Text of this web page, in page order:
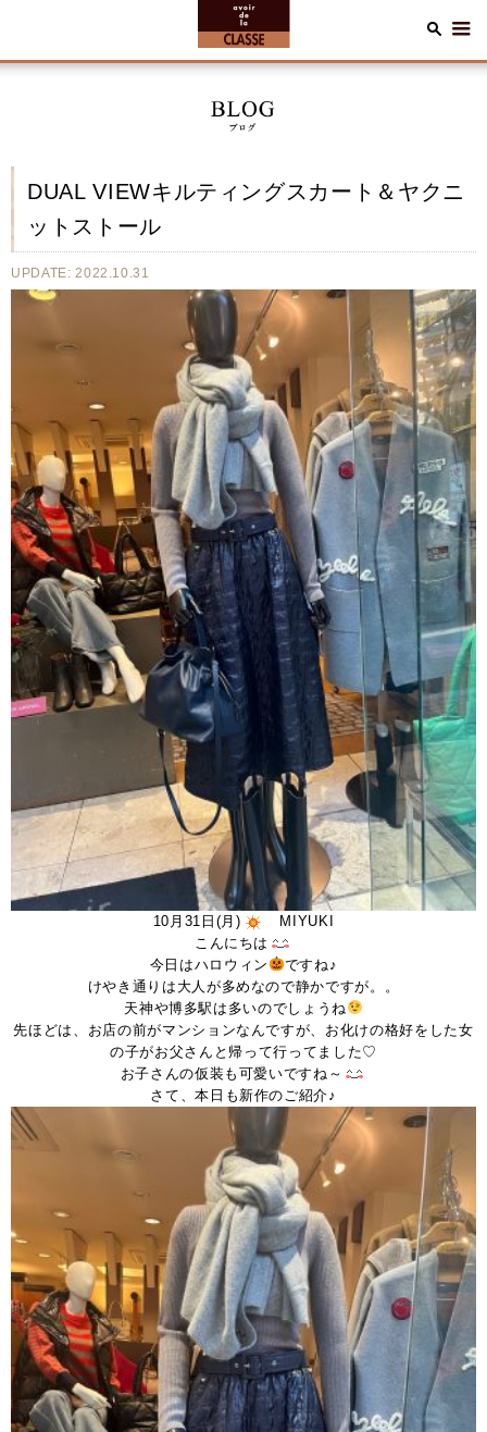
DUAL VIEWキルティングスカート＆ヤクニ
ットストール
UPDATE: 2022.10.31
10月31日(月)
MIYUKI
こんにちは
今日はハロウィン
ですね♪
けやき通りは大人が多めなので静かですが。。
天神や博多駅は多いのでしょうね
先ほどは、お店の前がマンションなんですが、お化けの格好をした女
の子がお父さんと帰って行ってました♡
お子さんの仮装も可愛いですね～
さて、本日も新作のご紹介♪